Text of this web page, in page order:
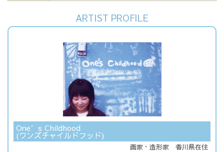
ARTIST PROFILE
One’s Childhood
(ワンズチャイルドフッド)
画家・造形家 香川県在住